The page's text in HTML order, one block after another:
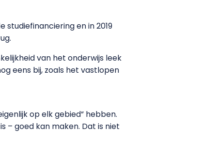
studiefinanciering en in 2019
van het onderwijs leek
eens bij, zoals het vastlopen
op elk gebied” hebben.
– goed kan maken. Dat is niet